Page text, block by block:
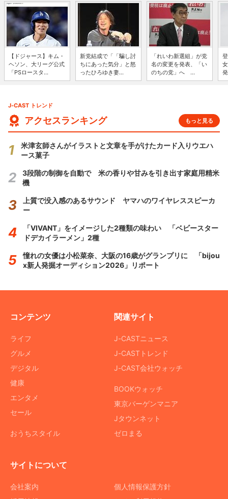
【ドジャース】キム・
ヘソン、大リーグ公式
「PSロースタ...
新党結成で「「騙し討
ちにあった気分」と怒
ったひろゆき妻...
「れいわ新選組」が党
名の変更を発表、「い
のちの党」へ ...
J-CAST トレンド
アクセスランキング もっと見る
米津玄師さんがイラストと文章を手がけたカード入りウエハ
ース菓子
3段階の制御を自動で 米の香りや甘みを引き出す家庭用精米
機
上質で没入感のあるサウンド ヤマハのワイヤレススピーカ
ー
「VIVANT」をイメージした2種類の味わい 「ベビースター
ドデカイラーメン」2種
憧れの女優は小松菜奈、大阪の16歳がグランプリに 「bijou
x新人発掘オーディション2026」リポート
コンテンツ
ライフ
グルメ
デジタル
健康
エンタメ
セール
おうちスタイル
関連サイト
J-CASTニュース
J-CASTトレンド
J-CAST会社ウォッチ
BOOKウォッチ
東京バーゲンマニア
Jタウンネット
ゼロまる
サイトについて
会社案内
個人情報保護方針